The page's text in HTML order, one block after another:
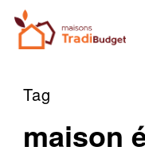
Tag
maison